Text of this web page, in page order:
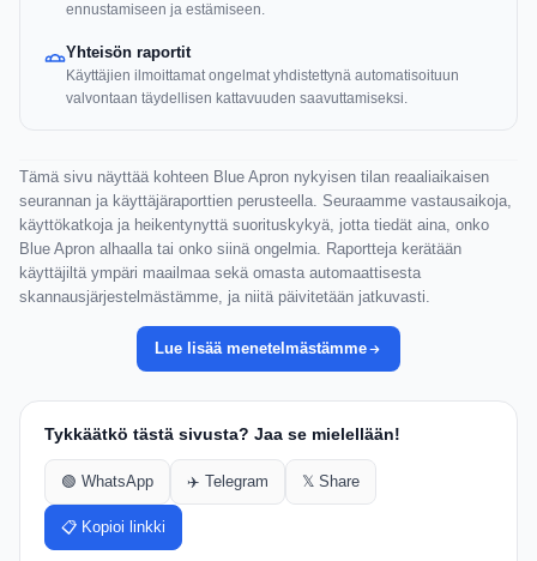
ennustamiseen ja estämiseen.
Yhteisön raportit
Käyttäjien ilmoittamat ongelmat yhdistettynä automatisoituun
valvontaan täydellisen kattavuuden saavuttamiseksi.
Tämä sivu näyttää kohteen Blue Apron nykyisen tilan reaaliaikaisen
seurannan ja käyttäjäraporttien perusteella. Seuraamme vastausaikoja,
käyttökatkoja ja heikentynyttä suorituskykyä, jotta tiedät aina, onko
Blue Apron alhaalla tai onko siinä ongelmia. Raportteja kerätään
käyttäjiltä ympäri maailmaa sekä omasta automaattisesta
skannausjärjestelmästämme, ja niitä päivitetään jatkuvasti.
Lue lisää menetelmästämme
Tykkäätkö tästä sivusta? Jaa se mielellään!
🟢 WhatsApp ✈️ Telegram 𝕏 Share
📋 Kopioi linkki